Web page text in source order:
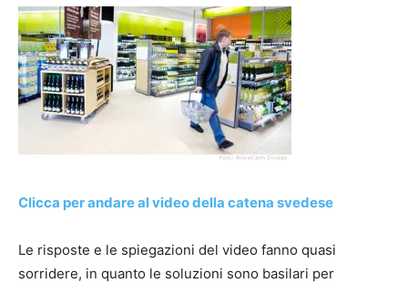
Clicca per andare al video della catena svedese
Le risposte e le spiegazioni del video fanno quasi
sorridere, in quanto le soluzioni sono basilari per